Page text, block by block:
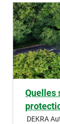
Quelles
DEKRA